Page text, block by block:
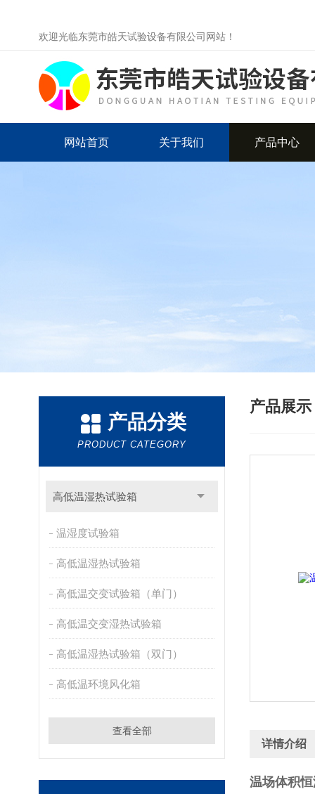
欢迎光临东莞市皓天试验设备有限公司网站！
网站首页 关于我们 产品中心
产品分类
PRODUCT CATEGORY
高低温湿热试验箱
温湿度试验箱
高低温湿热试验箱
高低温交变试验箱（单门）
高低温交变湿热试验箱
高低温湿热试验箱（双门）
高低温环境风化箱
查看全部
产品展示
详情介绍
温场体积